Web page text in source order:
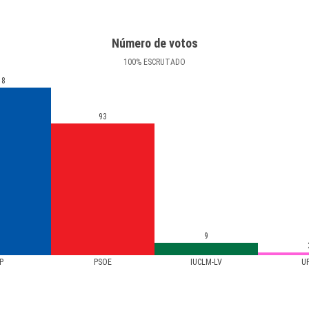
Número de votos
100% ESCRUTADO
PSOE IUCLM-LV
93
9